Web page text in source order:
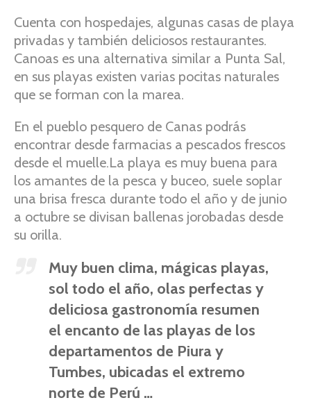
Cuenta con hospedajes, algunas casas de playa
privadas y también deliciosos restaurantes.
Canoas es una alternativa similar a Punta Sal,
en sus playas existen varias pocitas naturales
que se forman con la marea.
En el pueblo pesquero de Canas podrás
encontrar desde farmacias a pescados frescos
desde el muelle.La playa es muy buena para
los amantes de la pesca y buceo, suele soplar
una brisa fresca durante todo el año y de junio
a octubre se divisan ballenas jorobadas desde
su orilla.
Muy buen clima, mágicas playas,
sol todo el año, olas perfectas y
deliciosa gastronomía resumen
el encanto de las playas de los
departamentos de Piura y
Tumbes, ubicadas el extremo
norte de Perú …